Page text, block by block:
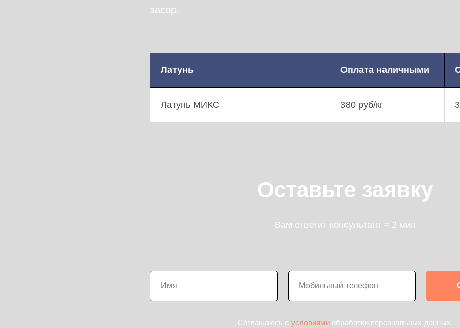
засор.
Латунь Оплата наличными
Латунь МИКС 380 руб/кг
Оставьте заявку
Вам ответит консультант ≈ 2 мин
Соглашаюсь с условиями обработки персональных данных.